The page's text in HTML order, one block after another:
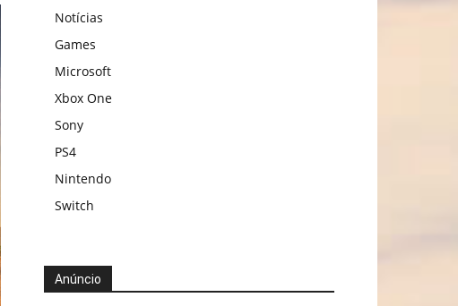
Notícias
Games
Microsoft
Xbox One
Sony
PS4
Nintendo
Switch
Anúncio